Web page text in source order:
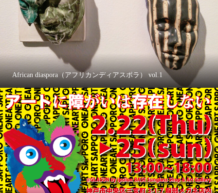
African diaspora（アフリカンディアスポラ） vol.1